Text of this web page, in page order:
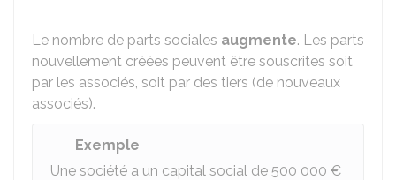
Le nombre de parts sociales augmente. Les parts
nouvellement créées peuvent être souscrites soit
par les associés, soit par des tiers (de nouveaux
associés).
Exemple
Une société a un capital social de 500 000 €